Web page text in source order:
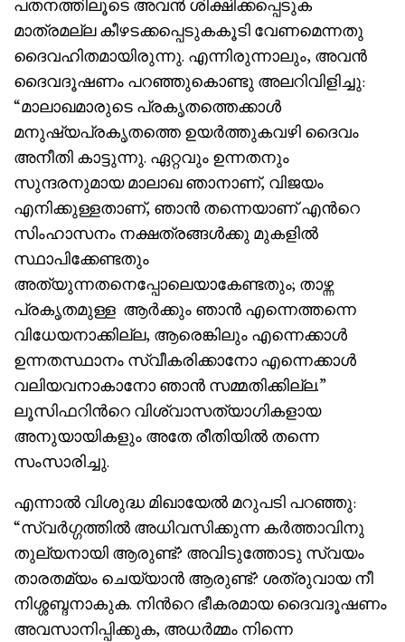
പതനത്തിലൂടെ അവൻ ശിക്ഷിക്കപ്പെടുക
മാത്രമല്ല കീഴടക്കപ്പെടുകകൂടി വേണമെന്നതു
ദൈവഹിതമായിരുന്നു. എന്നിരുന്നാലും, അവൻ
ദൈവദൂഷണം പറഞ്ഞുകൊണ്ടു അലറിവിളിച്ചു:
“മാലാഖമാരുടെ പ്രകൃതത്തെക്കാൾ
മനുഷ്യപ്രകൃതത്തെ ഉയർത്തുകവഴി ദൈവം
അനീതി കാട്ടുന്നു. ഏറ്റവും ഉന്നതനും
സുന്ദരനുമായ മാലാഖ ഞാനാണ്, വിജയം
എനിക്കുള്ളതാണ്, ഞാൻ തന്നെയാണ് എൻറെ
സിംഹാസനം നക്ഷത്രങ്ങൾക്കു മുകളിൽ
സ്ഥാപിക്കേണ്ടതും
അത്യുന്നതനെപ്പോലെയാകേണ്ടതും; താഴ്ന്ന
പ്രകൃതമുള്ള ആർക്കും ഞാൻ എന്നെത്തന്നെ
വിധേയനാക്കില്ല, ആരെങ്കിലും എന്നെക്കാൾ
ഉന്നതസ്ഥാനം സ്വീകരിക്കാനോ എന്നെക്കാൾ
വലിയവനാകാനോ ഞാൻ സമ്മതിക്കില്ല.”
ലൂസിഫറിൻറെ വിശ്വാസത്യാഗികളായ
അനുയായികളും അതേ രീതിയിൽ തന്നെ
സംസാരിച്ചു.
എന്നാൽ വിശുദ്ധ മിഖായേൽ മറുപടി പറഞ്ഞു:
“സ്വർഗ്ഗത്തിൽ അധിവസിക്കുന്ന കർത്താവിനു
തുല്യനായി ആരുണ്ട്? അവിടുത്തോടു സ്വയം
താരതമ്യം ചെയ്യാൻ ആരുണ്ട്? ശത്രുവായ നീ
നിശ്ശബ്ദനാകുക. നിൻറെ ഭീകരമായ ദൈവദൂഷണം
അവസാനിപ്പിക്കുക, അധർമ്മം നിന്നെ